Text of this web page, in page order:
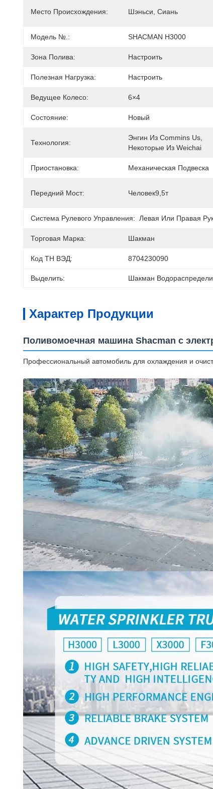
Место Происхождения: Шэньси, Сиань
Модель №.: SHACMAN H3000
Зона Полива: Настроить
Полезная Нагрузка: Настроить
Ведущее Колесо: 6×4
Состояние: Новый
Технология:
Энгин Из Commins Us,
Некоторые Из Weichai
Приостановка: Механическая Подвеска
Передний Мост: Человек9,5т
Система Рулевого Управления: Левая Или Правая
Торговая Марка: Шакман
Код ТН ВЭД: 8704230090
Выделить: Шакман
Характер Продукции
Поливомоечная машина Shacman с
Профессиональный автомобиль для охлаждения и